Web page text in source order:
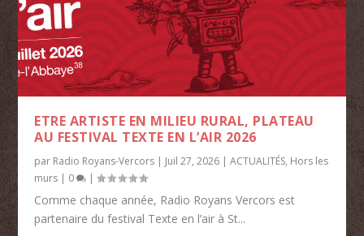
ETRE ARTISTE EN MILIEU RURAL, PLATEAU
AU FESTIVAL TEXTE EN L’AIR 2026
par Radio Royans-Vercors | Juil 27, 2026 |ACTUALITÉS, Hors les
murs | 0 |
Comme chaque année, Radio Royans Vercors est
partenaire du festival Texte en l’air à St...